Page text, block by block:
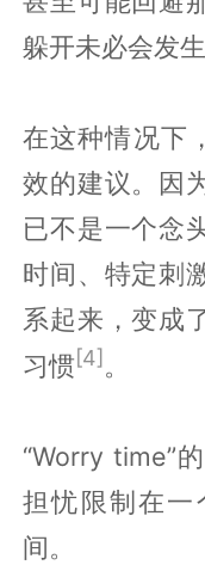
躲开未必会发生
在这种情况下
效的建议。因
已不是一个念
时间、特定刺
系起来，变成
习惯[4] 。
“Worry time”
担忧限制在一
间。